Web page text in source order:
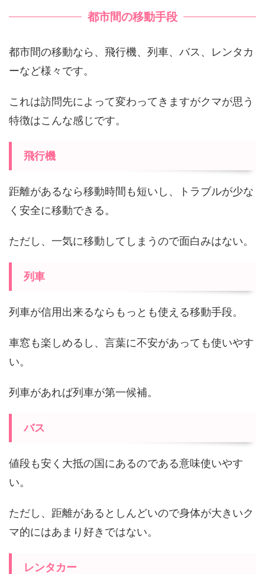
都市間の移動手段
都市間の移動なら、飛行機、列車、バス、レンタカ
ーなど様々です。
これは訪問先によって変わってきますがクマが思う
特徴はこんな感じです。
飛行機
距離があるなら移動時間も短いし、トラブルが少な
く安全に移動できる。
ただし、一気に移動してしまうので面白みはない。
列車
列車が信用出来るならもっとも使える移動手段。
車窓も楽しめるし、言葉に不安があっても使いやす
い。
列車があれば列車が第一候補。
バス
値段も安く大抵の国にあるのである意味使いやす
い。
ただし、距離があるとしんどいので身体が大きいク
マ的にはあまり好きではない。
レンタカー